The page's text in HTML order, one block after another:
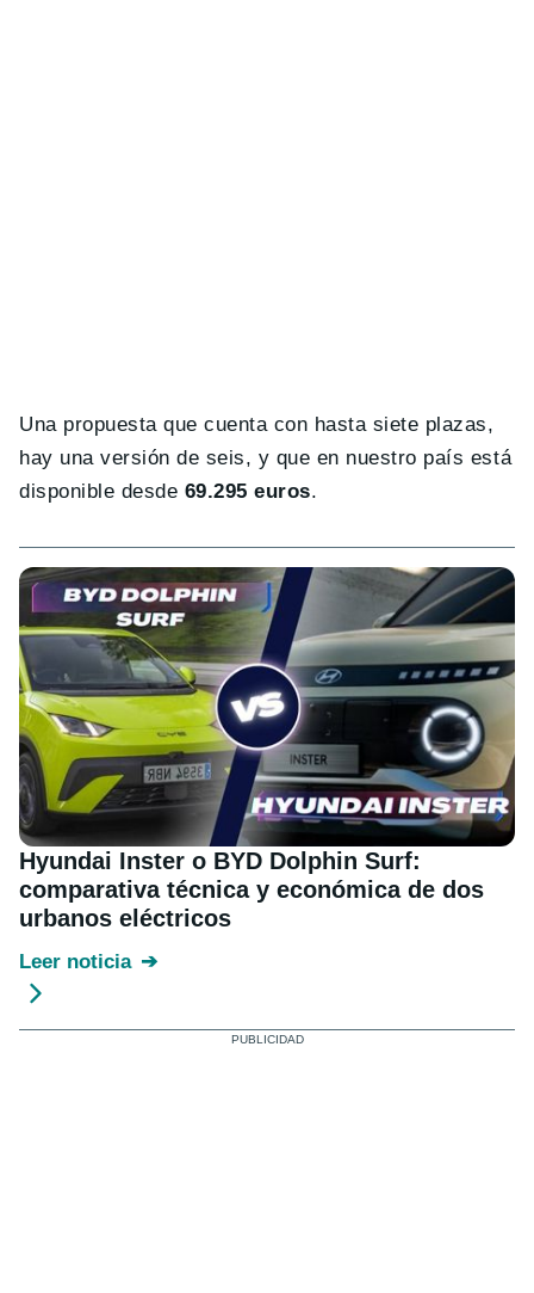
Una propuesta que cuenta con hasta siete plazas,
hay una versión de seis, y que en nuestro país está
disponible desde 69.295 euros.
Hyundai Inster o BYD Dolphin Surf:
comparativa técnica y económica de dos
urbanos eléctricos
Leer noticia